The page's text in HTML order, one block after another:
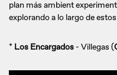
plan más ambient
explorando a lo largo de
* Los Encargados - Villegas (